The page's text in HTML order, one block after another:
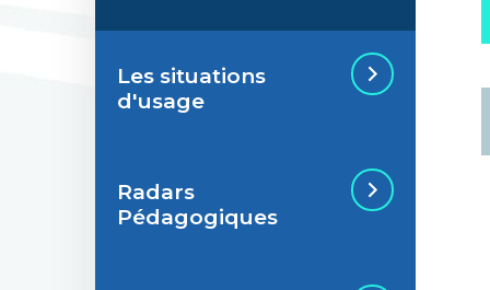
Les situations
d'usage
Situations de
signalisation
Radars
Pédagogiques